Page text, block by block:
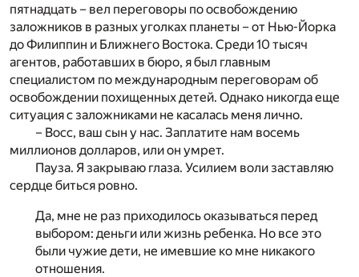
пятнадцать – вел переговоры по освобождению
заложников в разных уголках планеты – от Нью-Йорка
до Филиппин и Ближнего Востока. Среди 10 тысяч
агентов, работавших в бюро, я был главным
специалистом по международным переговорам об
освобождении похищенных детей. Однако никогда еще
ситуация с заложниками не касалась меня лично.
– Восс, ваш сын у нас. Заплатите нам восемь
миллионов долларов, или он умрет.
Пауза. Я закрываю глаза. Усилием воли заставляю
сердце биться ровно.
Да, мне не раз приходилось оказываться перед
выбором: деньги или жизнь ребенка. Но все это
были чужие дети, не имевшие ко мне никакого
отношения.